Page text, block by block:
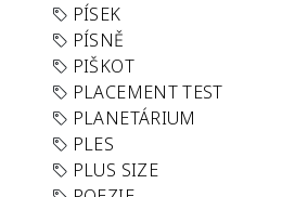
PÍSEK
PÍSNĚ
PIŠKOT
PLACEMENT TEST
PLANETÁRIUM
PLES
PLUS SIZE